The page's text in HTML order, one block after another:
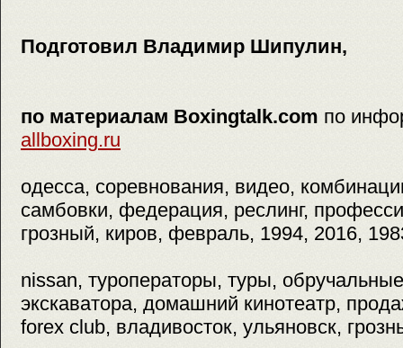
Подготовил Владимир Шипулин,
по материалам Boxingtalk.com по
allboxing.ru
одесса, соревнования, видео,
самбовки, федерация, реслинг,
грозный, киров, февраль, 1994, 2016,
nissan, туроператоры, туры,
экскаватора, домашний кинотеатр,
forex club, владивосток, ульяновск,